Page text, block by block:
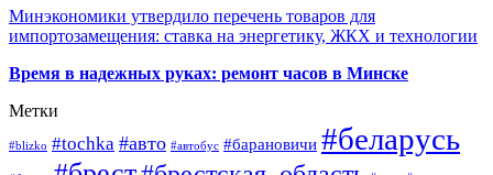
Минэкономики утвердило перечень товаров для
импортозамещения: ставка на энергетику, ЖКХ и технологии
Время в надежных руках: ремонт часов в Минске
Метки
#blizko #tochka #авто #автобус #барановичи #беларусь